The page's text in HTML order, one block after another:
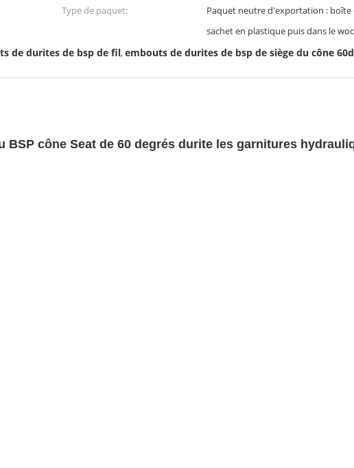
Type de paquet:
Paquet neutre d'exportation : boîte
sachet en plastique puis dans le
de durites de bsp de fil,embouts de durites de bsp de siège du cône
BSP cône Seat de 60 degrés durite les garnitures